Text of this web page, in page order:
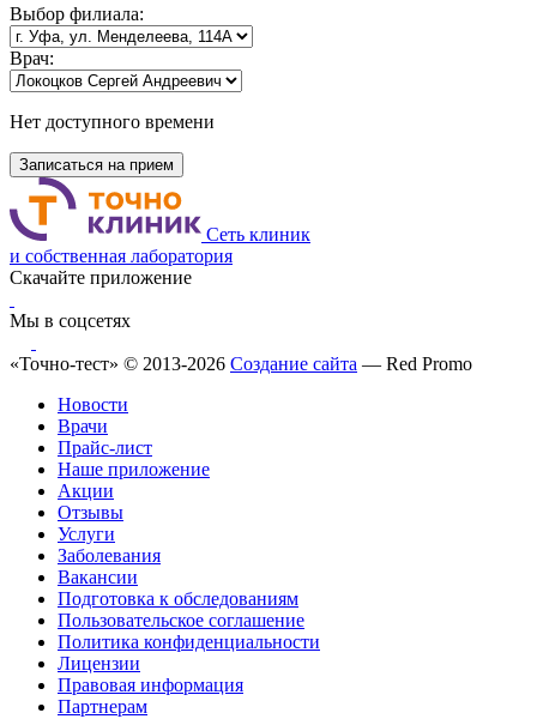
Выбор филиала:
Врач:
Нет доступного времени
Записаться на прием
Сеть клиник
и собственная лаборатория
Скачайте приложение
Мы в соцсетях
«Точно-тест» © 2013-2026 Создание сайта — Red Promo
Новости
Врачи
Прайс-лист
Наше приложение
Акции
Отзывы
Услуги
Заболевания
Вакансии
Подготовка к обследованиям
Пользовательское соглашение
Политика конфиденциальности
Лицензии
Правовая информация
Партнерам